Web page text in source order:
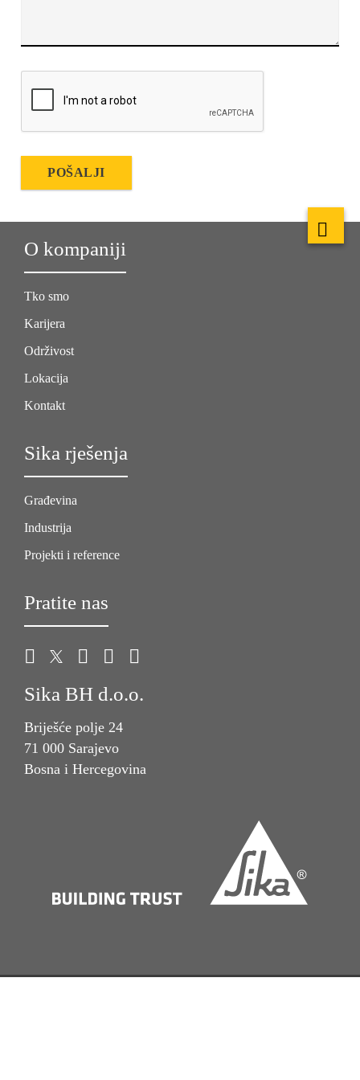
POŠALJI
O kompaniji
Tko smo
Karijera
Održivost
Lokacija
Kontakt
Sika rješenja
Građevina
Industrija
Projekti i reference
Pratite nas
Sika BH d.o.o.
Briješće polje 24
71 000 Sarajevo
Bosna i Hercegovina